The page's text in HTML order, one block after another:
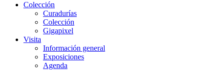
Colección
Curadurías
Colección
Gigapixel
Visita
Información general
Exposiciones
Agenda